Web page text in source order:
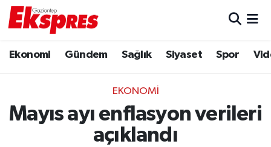
Ekonomi Gündem Sağlık Siyaset Spor
EKONOMI
Mayıs ayı enflasyon verileri
açıklandı
Ekonomi
Gaziantep son dakika
Trafik Durumu
Puan Durumu ve Fikstür
Tüm Manşetler